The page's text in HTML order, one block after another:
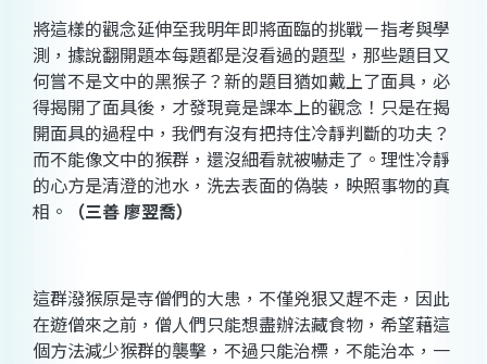
將這樣的觀念延伸至我明年即將面臨的挑戰－指考與學
測，據說翻開題本每題都是沒看過的題型，那些題目又
何嘗不是文中的黑猴子？新的題目猶如戴上了面具，必
得揭開了面具後，才發現竟是課本上的觀念！只是在揭
開面具的過程中，我們有沒有把持住冷靜判斷的功夫？
而不能像文中的猴群，還沒細看就被嚇走了。理性冷靜
的心方是清澄的池水，洗去表面的偽裝，映照事物的真
相。
（三善 廖翌喬）
這群潑猴原是寺僧們的大患，不僅兇狠又趕不走，因此
在遊僧來之前，僧人們只能想盡辦法藏食物，希望藉這
個方法減少猴群的襲擊，不過只能治標，不能治本，一